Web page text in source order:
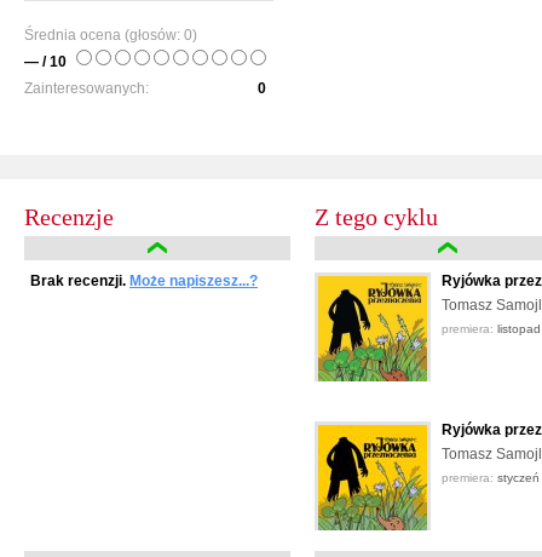
Średnia ocena (głosów: 0)
— / 10
0
Zainteresowanych:
Recenzje
Brak recenzji. Może napiszesz...?
Z tego cyklu
Ryjówka
Tomasz
premiera:
Ryjówka
Tomasz
premiera: